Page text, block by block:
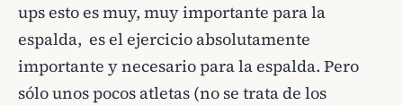
ups esto es muy, muy importante para la
espalda, es el ejercicio absolutamente
importante y necesario para la espalda. Pero
sólo unos pocos atletas (no se trata de los